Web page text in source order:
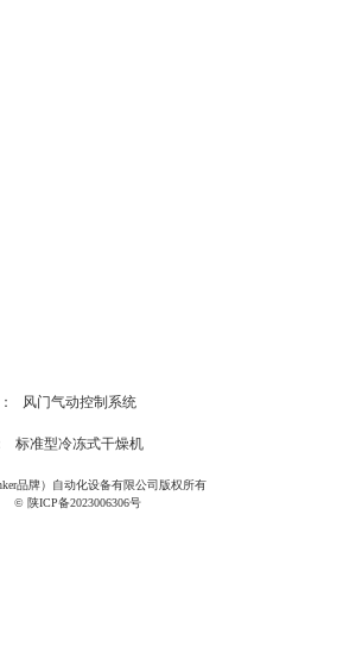
风门气动控制系统
标准型冷冻式干燥机
品牌）自动化设备有限公司版权所有
© 陕ICP备2023006306号